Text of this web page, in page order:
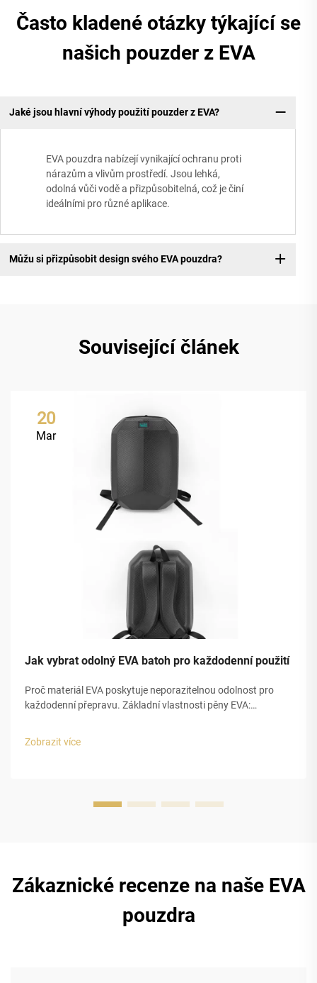
Často kladené otázky týkající se
našich pouzder z EVA
Jaké jsou hlavní výhody použití pouzder z EVA?
EVA pouzdra nabízejí vynikající ochranu proti
nárazům a vlivům prostředí. Jsou lehká,
odolná vůči vodě a přizpůsobitelná, což je činí
ideálními pro různé aplikace.
Můžu si přizpůsobit design svého EVA pouzdra?
Související článek
20
Mar
Jak vybrat odolný EVA batoh pro každodenní použití
Proč materiál EVA poskytuje neporazitelnou odolnost pro
každodenní přepravu. Základní vlastnosti pěny EVA:
Zobrazit více
Zákaznické recenze na naše EVA
pouzdra